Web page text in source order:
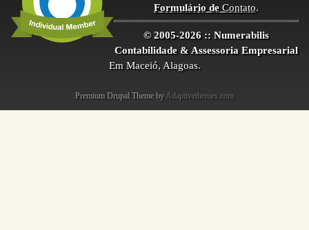
Formulário deContato.
© 2005-2026 :: Numerabilis
Contabilidade & Assessoria Empresarial
Em Maceió, Alagoas.
Premium Drupal Theme by Adaptivethemes.com